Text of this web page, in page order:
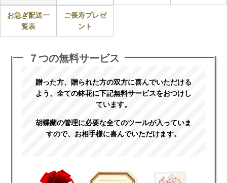
お急ぎ配送一
覧表
ご長寿プレゼ
ント
７つの無料サービス
贈った方、贈られた方の双方に喜んでいただける
よう、全ての鉢花に下記無料サービスをおつけし
ています。
胡蝶蘭の管理に必要な全てのツールが入っていま
すので、お相手様に喜んでいただけます。